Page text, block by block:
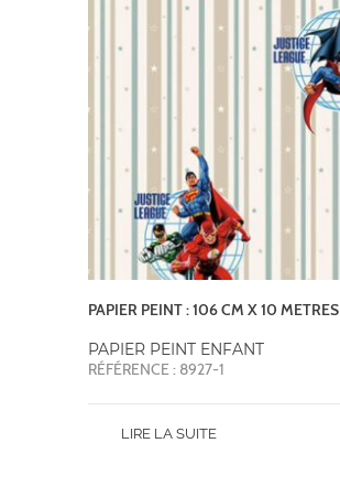
PAPIER PEINT : 106 CM X 10 METRES
PAPIER PEINT ENFANT
RÉFÉRENCE : 8927-1
LIRE LA SUITE